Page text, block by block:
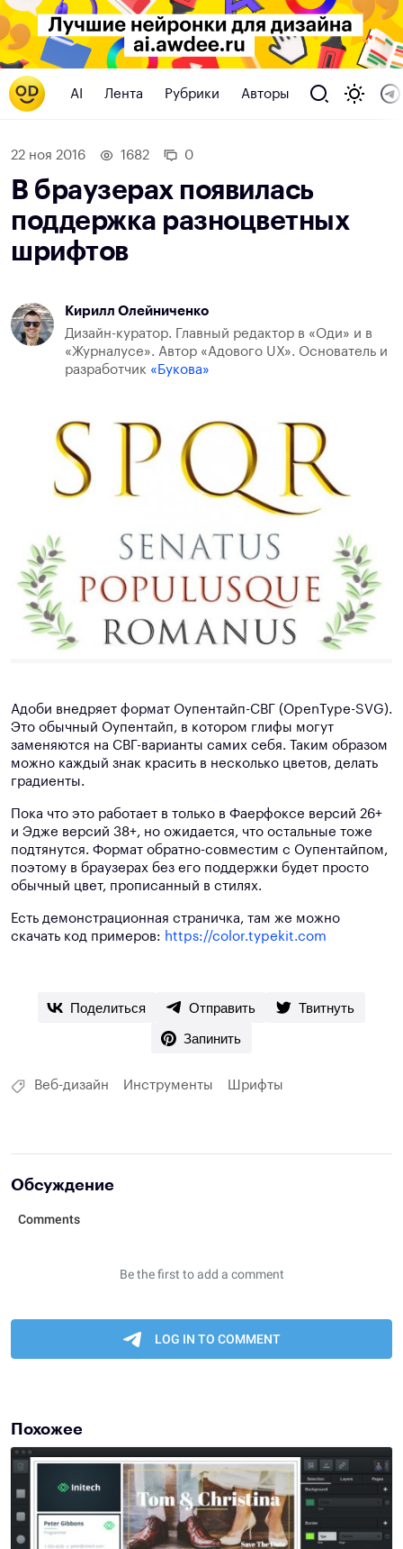
AI Лента Рубрики Авторы
22 ноя 2016 1682 0
В браузерах появилась
поддержка разноцветных
шрифтов
Кирилл Олейниченко
Дизайн-куратор. Главный редактор в «Оди» и в
«Журналусе». Автор «Адового UX». Основатель и
разработчик «Букова»
Адоби внедряет формат Оупентайп-СВГ (OpenType-SVG).
Это обычный Оупентайп, в котором глифы могут
заменяются на СВГ-варианты самих себя. Таким образом
можно каждый знак красить в несколько цветов, делать
градиенты.
Пока что это работает в только в Фаерфоксе версий 26+
и Эдже версий 38+, но ожидается, что остальные тоже
подтянутся. Формат обратно-совместим с Оупентайпом,
поэтому в браузерах без его поддержки будет просто
обычный цвет, прописанный в стилях.
Есть демонстрационная страничка, там же можно
скачать код примеров: https://color.typekit.com
Поделиться Отправить
Твитнуть
Запинить
Веб-дизайн Инструменты Шрифты
Обсуждение
Похожее